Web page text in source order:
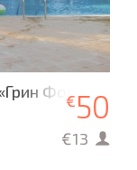
Форт»
€50
€13